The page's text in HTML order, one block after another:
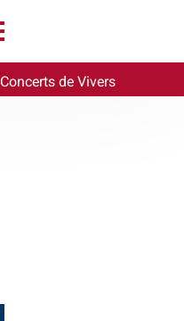
Concerts de Vivers